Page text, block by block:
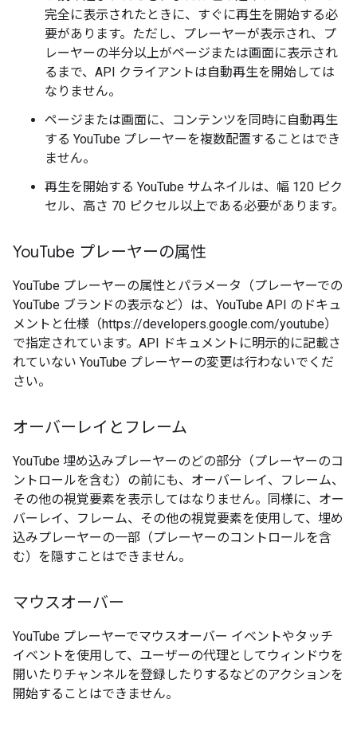
完全に表示されたときに、すぐに再生を開始する必
要があります。ただし、プレーヤーが表示され、プ
レーヤーの半分以上がページまたは画面に表示され
るまで、API クライアントは自動再生を開始しては
なりません。
ページまたは画面に、コンテンツを同時に自動再生
する YouTube プレーヤーを複数配置することはでき
ません。
再生を開始する YouTube サムネイルは、幅 120 ピク
セル、高さ 70 ピクセル以上である必要があります。
YouTube プレーヤーの属性
YouTube プレーヤーの属性とパラメータ（プレーヤーでの
YouTube ブランドの表示など）は、YouTube API のドキュ
メントと仕様（https://developers.google.com/youtube）
で指定されています。API ドキュメントに明示的に記載さ
れていない YouTube プレーヤーの変更は行わないでくだ
さい。
オーバーレイとフレーム
YouTube 埋め込みプレーヤーのどの部分（プレーヤーのコ
ントロールを含む）の前にも、オーバーレイ、フレーム、
その他の視覚要素を表示してはなりません。同様に、オー
バーレイ、フレーム、その他の視覚要素を使用して、埋め
込みプレーヤーの一部（プレーヤーのコントロールを含
む）を隠すことはできません。
マウスオーバー
YouTube プレーヤーでマウスオーバー イベントやタッチ
イベントを使用して、ユーザーの代理としてウィンドウを
開いたりチャンネルを登録したりするなどのアクションを
開始することはできません。